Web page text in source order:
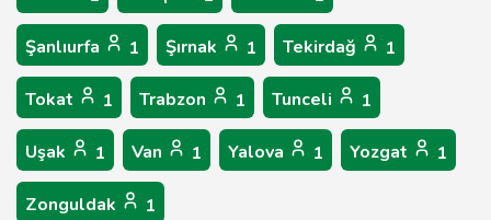
Şanlıurfa 1 Şırnak 1 Tekirdağ 1
Tokat 1 Trabzon 1 Tunceli 1
Uşak 1 Van 1 Yalova 1 Yozgat 1
Zonguldak 1